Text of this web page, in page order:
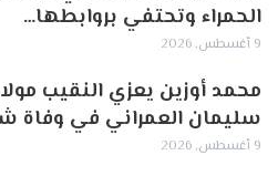
الحمراء وتحتفي بروابطها…
9 أغسطس, 2026
محمد أوزين يعزي النقيب
سليمان العمراني في وفاة
9 أغسطس, 2026